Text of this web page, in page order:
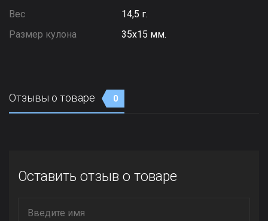
Вес
14,5 г.
Размер кулона
35х15 мм.
Отзывы о товаре 0
Оставить отзыв о товаре